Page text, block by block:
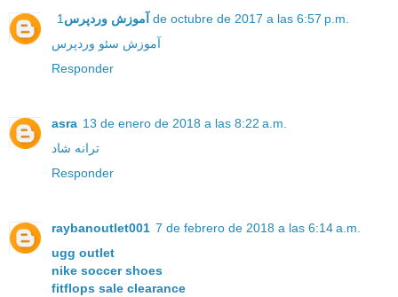
آموزش وردپرس 1 de octubre de 2017 a las 6:57 p.m.
آموزش سئو وردپرس
Responder
asra 13 de enero de 2018 a las 8:22 a.m.
ترانه شاد
Responder
raybanoutlet001 7 de febrero de 2018 a las 6:14 a.m.
ugg outlet
nike soccer shoes
fitflops sale clearance